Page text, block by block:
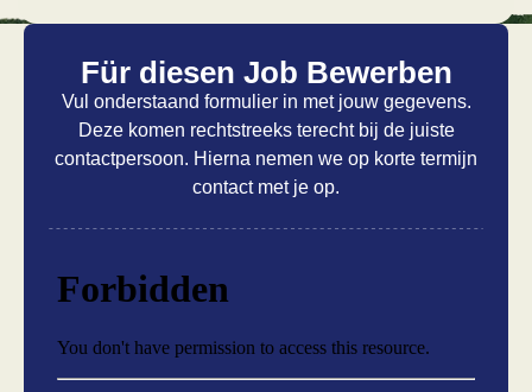
Für diesen Job Bewerben
Vul onderstaand formulier in met jouw gegevens.
Deze komen rechtstreeks terecht bij de juiste
contactpersoon. Hierna nemen we op korte termijn
contact met je op.